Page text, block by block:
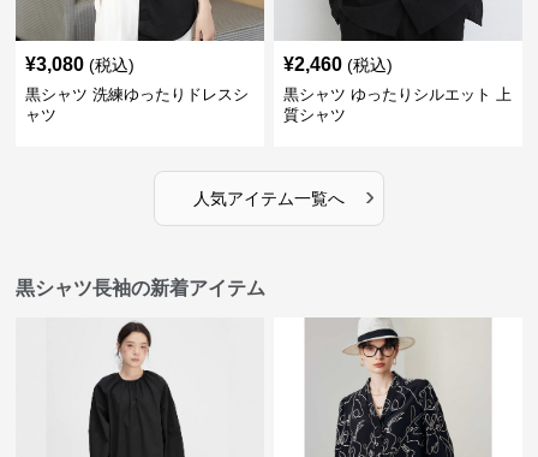
¥3,080 (税込)
黒シャツ 洗練ゆったりドレスシ
ャツ
¥2,460 (税込)
黒シャツ ゆったりシルエット 上
質シャツ
人気アイテム一覧へ ›
黒シャツ長袖の新着アイテム